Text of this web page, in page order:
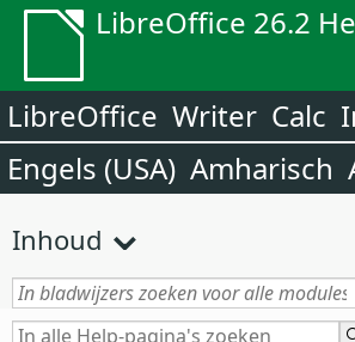
LibreOffice 26.2
LibreOffice Writer Calc
Engels (USA) Amharisch
Inhoud